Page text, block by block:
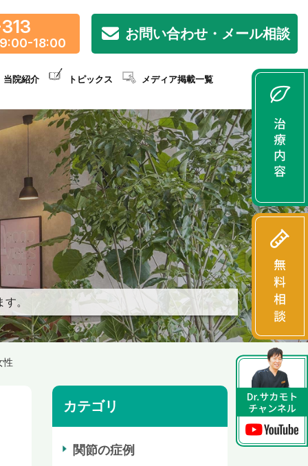
9:00-18:00
お問い合わせ・メール相談
当院紹介 トピックス メディア掲載一覧
。
性
カテゴリ
関節の症例